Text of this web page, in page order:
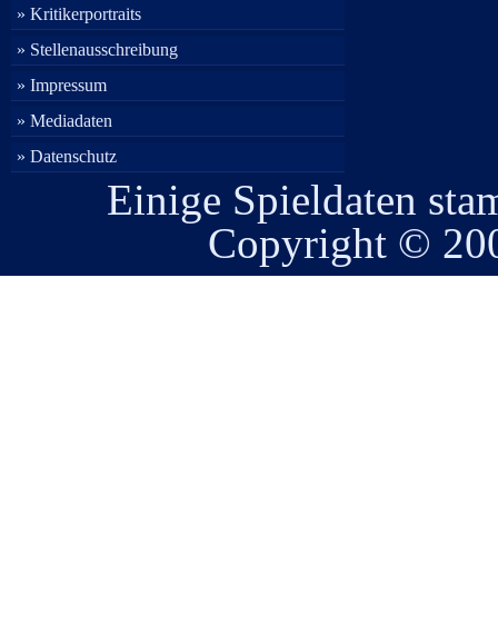
» Kritikerportraits
» Stellenausschreibung
» Impressum
» Mediadaten
» Datenschutz
Einige Spieldaten
Copyright ©